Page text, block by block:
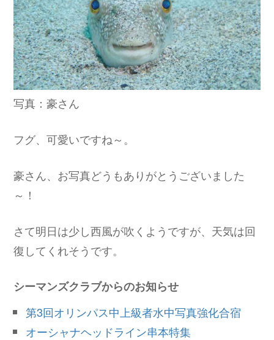
写真：豪さん
フグ、可愛いですね～。
豪さん、お写真どうもありがとうございました
～！
さて明日は少し西風が吹くようですが、天気は回
復してくれそうです。
シーマンズクラブからのお知らせ
第3回オリンパス中上級者水中写真強化合宿
オーシャナヘッドライン串本特集